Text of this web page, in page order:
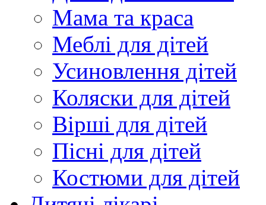
Мама та краса
Меблі для дітей
Усиновлення дітей
Коляски для дітей
Вірші для дітей
Пісні для дітей
Костюми для дітей